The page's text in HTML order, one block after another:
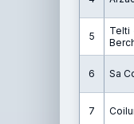
5
Telti
6 Sa
7